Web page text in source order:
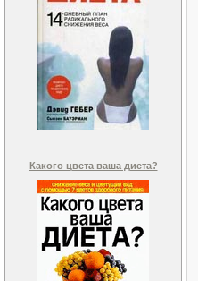
Какого цвета ваша диета?